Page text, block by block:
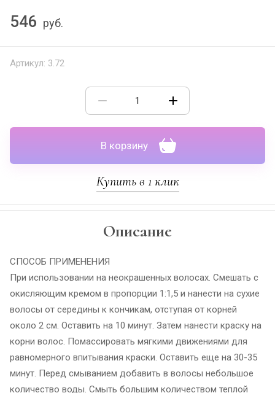
546 руб.
Артикул: 3.72
В корзину
Купить в 1 клик
Описание
СПОСОБ ПРИМЕНЕНИЯ
При использовании на неокрашенных волосах. Смешать с
окисляющим кремом в пропорции 1:1,5 и нанести на сухие
волосы от середины к кончикам, отступая от корней
около 2 см. Оставить на 10 минут. Затем нанести краску на
корни волос. Помассировать мягкими движениями для
равномерного впитывания краски. Оставить еще на 30-35
минут. Перед смыванием добавить в волосы небольшое
количество воды. Смыть большим количеством теплой